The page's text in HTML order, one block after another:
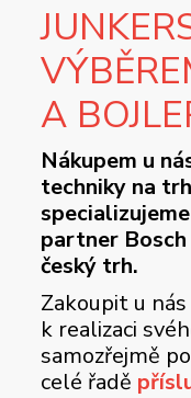
A
Nákupem u
techniky na
partner
český trh.
Zakoupit u
k realizaci
samozřejmě
celé řadě